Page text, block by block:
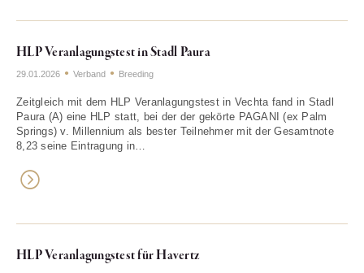
HLP Veranlagungstest in Stadl Paura
29.01.2026 Verband Breeding
Zeitgleich mit dem HLP Veranlagungstest in Vechta fand in Stadl
Paura (A) eine HLP statt, bei der der gekörte PAGANI (ex Palm
Springs) v. Millennium als bester Teilnehmer mit der Gesamtnote
8,23 seine Eintragung in…
HLP Veranlagungstest für Havertz